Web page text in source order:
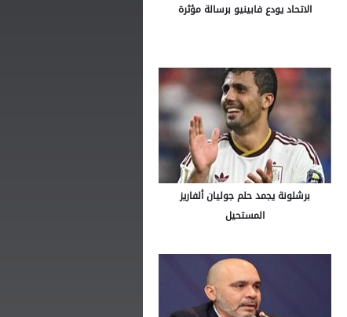
الاتحاد يودع فابينيو برسالة مؤثرة
برشلونة يجمد حلم جوليان ألفاريز
المستحيل